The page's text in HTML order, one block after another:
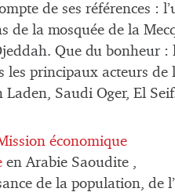
de ses références :
de la mosquée de la
Que du bonheur
les principaux acteurs
Laden, Saudi Oger, El
économique
en Arabie Saoudite ,
de la population, de